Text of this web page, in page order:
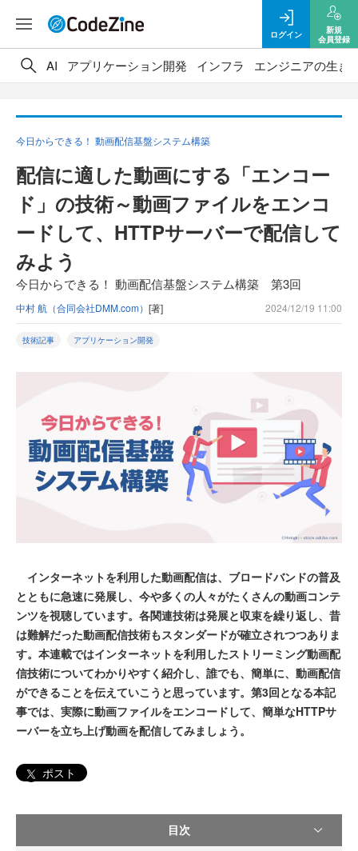
ログイン
新規
会員登録
AI アプリケーション開発 インフラ エンジニアの生き
今日からできる！ 動画配信基盤システム構築
配信に適した動画にする「エンコー
ド」の技術～動画ファイルをエンコ
ードして、HTTPサーバーで配信して
みよう
今日からできる！ 動画配信基盤システム構築 第3回
中村 航（合同会社DMM.com） [著] 2024/12/19 11:00
技術記事 アプリケーション開発
インターネットを利用した動画配信は、ブロードバンドの普及
とともに急速に発展し、今や多くの人々がたくさんの動画コンテ
ンツを視聴しています。各関連技術は発展と収束を繰り返し、昔
は難解だった動画配信技術もスタンダードが確立されつつありま
す。本連載ではインターネットを利用したストリーミング動画配
信技術についてわかりやすく紹介し、誰でも、簡単に、動画配信
ができることを伝えていこうと思っています。第3回となる本記
事では、実際に動画ファイルをエンコードして、簡単なHTTPサ
ーバーを立ち上げ動画を配信してみましょう。
ポスト
目次